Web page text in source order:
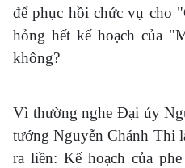
để phục hồi chức vụ cho
hỏng hết kế hoạch của
không?
Vì thường nghe Đại úy
tướng Nguyễn Chánh Thi
ra liền: Kế hoạch của